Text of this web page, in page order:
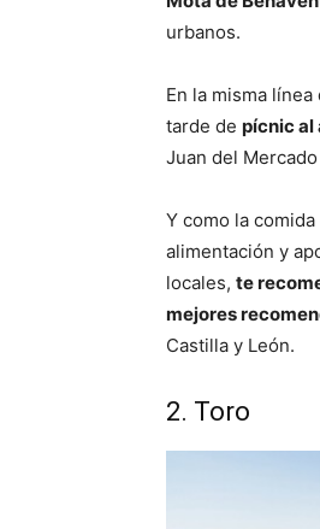
urbanos.
En la misma
tarde de pícnic al
Juan del
Y como la
alimentación y
locales, te
mejores
Castilla y León.
2. Toro